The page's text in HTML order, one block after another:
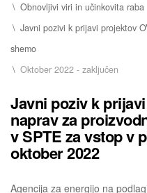
Obnovljivi viri in učinkovita raba
Javni pozivi k prijavi projektov
shemo
Oktober 2022 - zaključen
Javni poziv k
naprav za
v SPTE za vstop v
oktober 2022
Agencija za energijo na